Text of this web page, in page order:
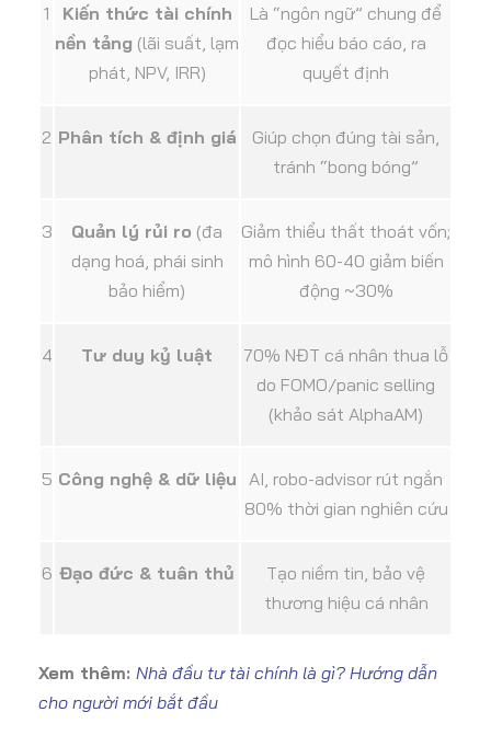
1
Kiến thức tài chính
nền tảng (lãi suất, lạm
phát, NPV, IRR)
Là “ngôn ngữ” chung để
đọc hiểu báo cáo, ra
quyết định
2 Phân tích & định giá
Giúp chọn đúng tài sản,
tránh “bong bóng”
3 Quản lý rủi ro (đa
dạng hoá, phái sinh
bảo hiểm)
Giảm thiểu thất thoát vốn;
mô hình 60-40 giảm biến
động ~30%
4 Tư duy kỷ luật
70% NĐT cá nhân thua lỗ
do FOMO/panic selling
(khảo sát AlphaAM)
5 Công nghệ & dữ liệu
AI, robo-advisor rút ngắn
80% thời gian nghiên cứu
6 Đạo đức & tuân thủ
Tạo niềm tin, bảo vệ
thương hiệu cá nhân
Xem thêm: Nhà đầu tư tài chính là gì? Hướng dẫn
cho người mới bắt đầu